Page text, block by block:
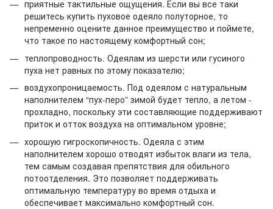
приятные тактильные ощущения. Если вы все таки
решитесь купить пуховое одеяло полуторное, то
непременно оцените данное преимущество и поймете,
что такое по настоящему комфортный сон;
теплопроводность. Одеялам из шерсти или гусиного
пуха нет равных по этому показателю;
воздухопроницаемость. Под одеялом с натуральным
наполнителем “пух-перо” зимой будет тепло, а летом -
прохладно, поскольку эти составляющие поддерживают
приток и отток воздуха на оптимальном уровне;
хорошую гигроскопичность. Одеяла с этим
наполнителем хорошо отводят избыток влаги из тела,
тем самым создавая препятствия для обильного
потоотделения. Это позволяет поддерживать
оптимальную температуру во время отдыха и
обеспечивает максимально комфортный сон.